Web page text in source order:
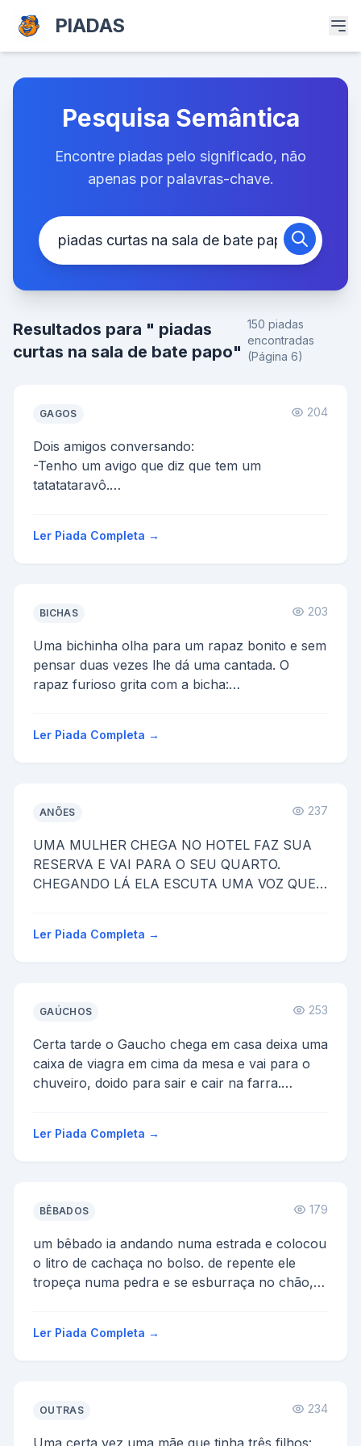
PIADAS
Pesquisa Semântica
Encontre piadas pelo significado, não
apenas por palavras-chave.
Resultados para " piadas
curtas na sala de bate papo"
150 piadas
encontradas
(Página 6)
GAGOS 204
Dois amigos conversando:
-Tenho um avigo que diz que tem um
tatatataravô.
-Não, ele é só gago me...
Ler Piada Completa →
BICHAS 203
Uma bichinha olha para um rapaz bonito e sem
pensar duas vezes lhe dá uma cantada. O
rapaz furioso grita com a bicha:
Ler Piada Completa →
ANÕES 237
UMA MULHER CHEGA NO HOTEL FAZ SUA
RESERVA E VAI PARA O SEU QUARTO.
CHEGANDO LÁ ELA ESCUTA UMA VOZ QUE
ELA S...
Ler Piada Completa →
GAÚCHOS 253
Certa tarde o Gaucho chega em casa deixa uma
caixa de viagra em cima da mesa e vai para o
chuveiro, doido para sair e cair na farra.
Ler Piada Completa →
BÊBADOS 179
um bêbado ia andando numa estrada e colocou
o litro de cachaça no bolso. de repente ele
tropeça numa pedra e se esburraça no chão,
Ler Piada Completa →
OUTRAS 234
Uma certa vez uma mãe que tinha três filhos: